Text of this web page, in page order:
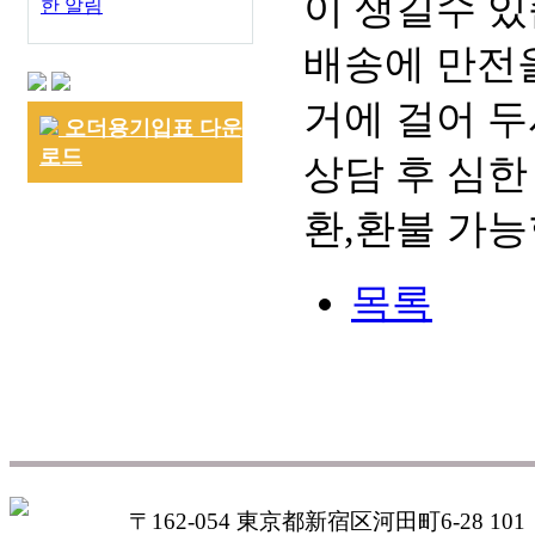
한 알림
오더용기입표 다운
로드
배송에 만전
거에 걸어
상담 후 심
환,환불 가
목록
〒162-054 東京都新宿区河田町6-28 101